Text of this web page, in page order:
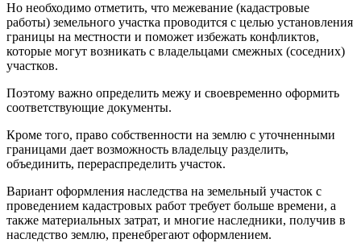
Но необходимо отметить, что межевание (кадастровые
работы) земельного участка проводится с целью установления
границы на местности и поможет избежать конфликтов,
которые могут возникать с владельцами смежных (соседних)
участков.
Поэтому важно определить межу и своевременно оформить
соответствующие документы.
Кроме того, право собственности на землю с уточненными
границами дает возможность владельцу разделить,
объединить, перераспределить участок.
Вариант оформления наследства на земельный участок с
проведением кадастровых работ требует больше времени, а
также материальных затрат, и многие наследники, получив в
наследство землю, пренебрегают оформлением.